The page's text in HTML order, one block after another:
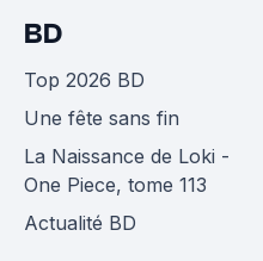
BD
Top 2026 BD
Une fête sans fin
La Naissance de Loki -
One Piece, tome 113
Actualité BD